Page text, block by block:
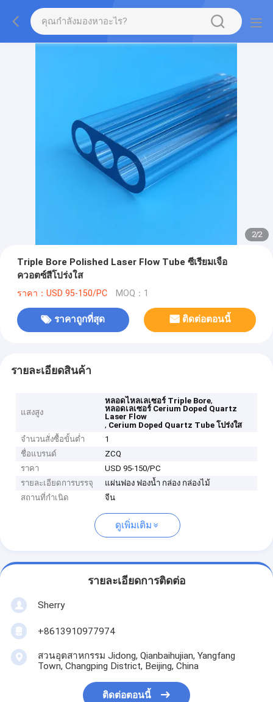
2/2
Triple Bore Polished Laser Flow Tube ซีเรียมเจือ
ควอตซ์สีโปร่งใส
ราคา：USD 95-150/PC MOQ：1
ราคาถูกที่สุด ติดต่อตอนนี้
รายละเอียดสินค้า
แสงสูง
หลอดไหลเลเซอร์ Triple Bore,
หลอดเลเซอร์ Cerium Doped Quartz
Laser Flow
, Cerium Doped Quartz Tube โปร่งใส
จำนวนสั่งซื้อขั้นต่ำ
1
ชื่อแบรนด์
ZCQ
ราคา
USD 95-150/PC
รายละเอียดการบรรจุ
แผ่นฟอง ฟองน้ำ กล่อง กล่องไม้
สถานที่กำเนิด
จีน
ดูเพิ่มเติม
รายละเอียดการติดต่อ
Sherry
+8613910977974
สวนอุตสาหกรรม Jidong, Qianbaihujian, Yangfang
Town, Changping District, Beijing, China
ติดต่อตอนนี้